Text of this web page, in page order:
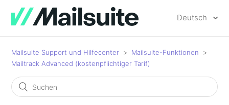
Deutsch
Mailsuite Support und Hilfecenter
Mailsuite-Funktionen
Mailtrack Advanced (kostenpflichtiger Tarif)